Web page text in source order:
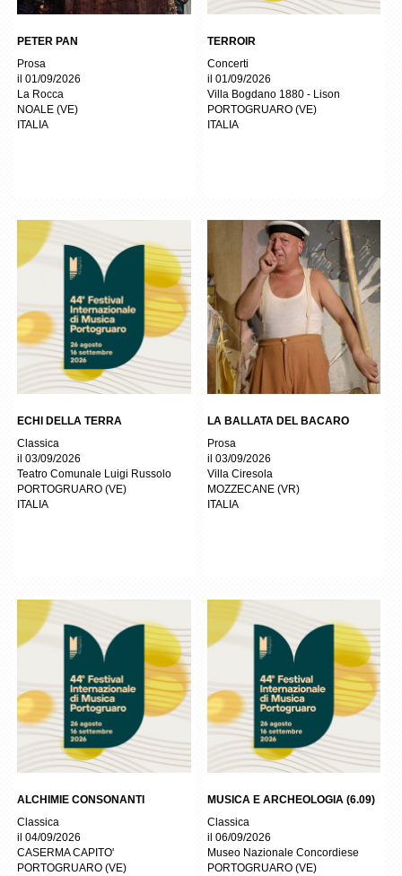
PETER PAN
Prosa
il 01/09/2026
La Rocca
NOALE (VE)
ITALIA
TERROIR
Concerti
il 01/09/2026
Villa Bogdano 1880 - Lison
PORTOGRUARO(VE)
ITALIA
ECHI DELLA TERRA
Classica
il 03/09/2026
Teatro Comunale Luigi Russolo
PORTOGRUARO (VE)
ITALIA
LA BALLATA DEL BACARO
Prosa
il 03/09/2026
Villa Ciresola
MOZZECANE(VR)
ITALIA
ALCHIMIE CONSONANTI
Classica
il 04/09/2026
CASERMA CAPITO'
PORTOGRUARO (VE)
MUSICA E ARCHEOLOGIA (6.09)
Classica
il 06/09/2026
Museo Nazionale Concordiese
PORTOGRUARO(VE)